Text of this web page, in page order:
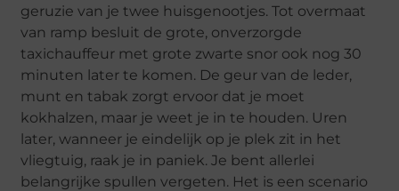
geruzie van je twee huisgenootjes. Tot overmaat
van ramp besluit de grote, onverzorgde
taxichauffeur met grote zwarte snor ook nog 30
minuten later te komen. De geur van de leder,
munt en tabak zorgt ervoor dat je moet
kokhalzen, maar je weet je in te houden. Uren
later, wanneer je eindelijk op je plek zit in het
vliegtuig, raak je in paniek. Je bent allerlei
belangrijke spullen vergeten. Het is een scenario